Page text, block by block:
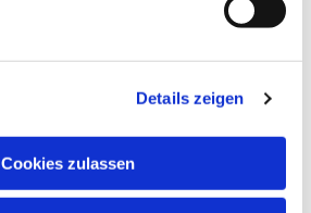
Details zeigen
Cookies zulassen